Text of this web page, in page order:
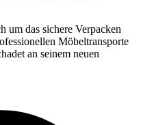
um das sichere Verpacken
Möbeltransporte
an seinem neuen